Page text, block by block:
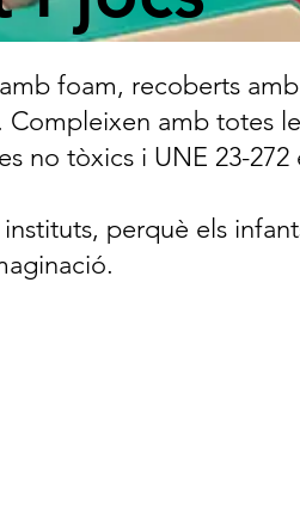
foam, recoberts
amb totes
no tòxics i UNE 23-
perquè els